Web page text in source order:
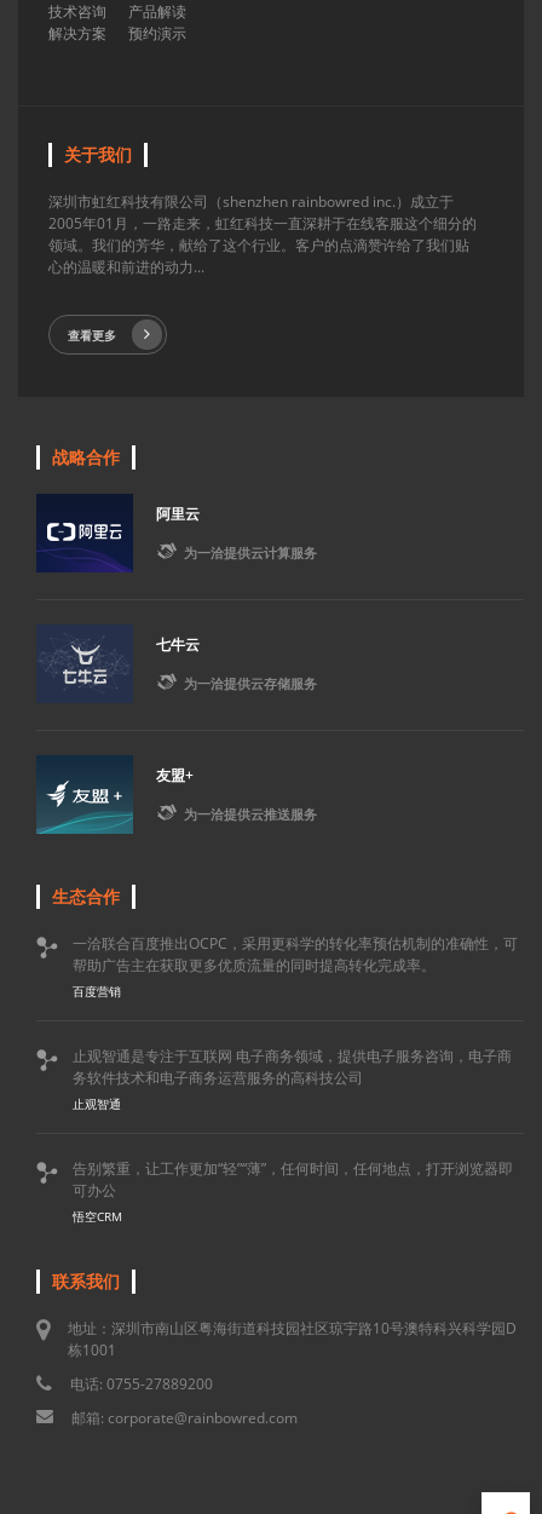
技术咨询
产品解读
解决方案
预约演示
关于我们
深圳市虹红科技有限公司（shenzhen rainbowred inc.）成立于
2005年01月，一路走来，虹红科技一直深耕于在线客服这个细分的
领域。我们的芳华，献给了这个行业。客户的点滴赞许给了我们贴
心的温暖和前进的动力...
查看更多
战略合作
阿里云
 为一洽提供云计算服务
七牛云
 为一洽提供云存储服务
友盟+
 为一洽提供云推送服务
生态合作

一洽联合百度推出OCPC，采用更科学的转化率预估机制的准确性，可
帮助广告主在获取更多优质流量的同时提高转化完成率。
百度营销

止观智通是专注于互联网 电子商务领域，提供电子服务咨询，电子商
务软件技术和电子商务运营服务的高科技公司
止观智通

告别繁重，让工作更加“轻”“薄”，任何时间，任何地点，打开浏览器即
可办公
悟空CRM
联系我们
地址：深圳市南山区粤海街道科技园社区琼宇路10号澳特科兴科学园D
栋1001
电话: 0755-27889200
邮箱: corporate@rainbowred.com